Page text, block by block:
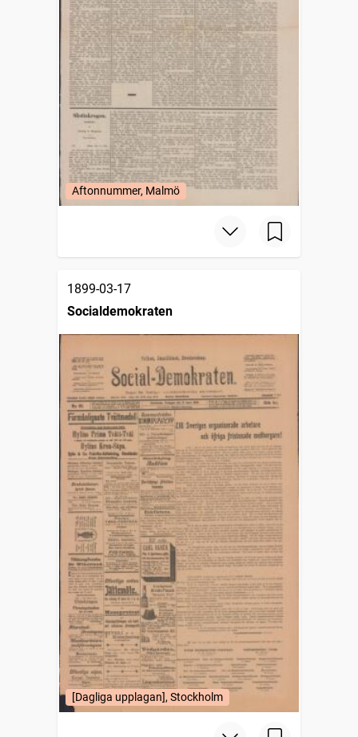
Aftonnummer, Malmö
1899-03-17
Socialdemokraten
[Dagliga upplagan], Stockholm